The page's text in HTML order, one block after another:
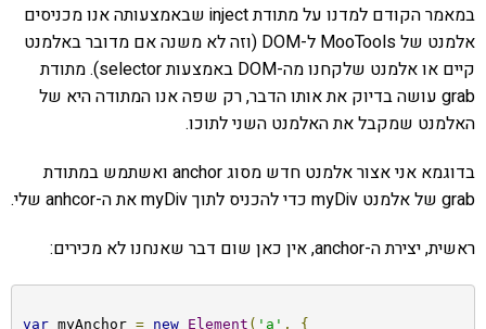
במאמר הקודם למדנו על מתודת inject שבאמצעותה אנו מכניסים
אלמנט של MooTools ל-DOM (וזה לא משנה אם מדובר באלמנט
קיים או אלמנט שלקחנו מה-DOM באמצעות selector). מתודת
grab עושה בדיוק את אותו הדבר, רק שפה אנו המתודה היא של
האלמנט שמקבל את האלמנט השני לתוכו.
בדוגמא אני אצור אלמנט חדש מסוג anchor ואשתמש במתודת
grab של אלמנט myDiv כדי להכניס לתוך myDiv את ה-anhcor שלי.
ראשית, יצירת ה-anchor, אין כאן שום דבר שאנחנו לא מכירים:
var myAnchor = new Element ( 'a' ,
{